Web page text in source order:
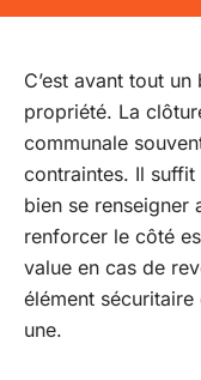
C’est avant tout
propriété. La
communale
contraintes. Il suffit
bien se renseigner
renforcer le côté
value en cas de
élément sécuritaire
une.